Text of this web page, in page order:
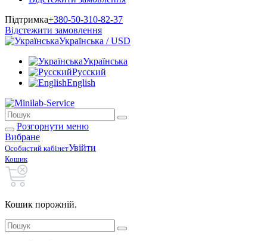
Підтримка+380-50-310-82-37
Відстежити замовлення
Українська / USD
Українська
Русский
English
Розгорнути меню
Вибране
Особистий кабінетУвійти
Кошик
Кошик порожній.